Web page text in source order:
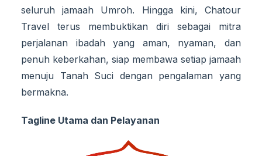
seluruh jamaah Umroh. Hingga kini, Chatour
Travel terus membuktikan diri sebagai mitra
perjalanan ibadah yang aman, nyaman, dan
penuh keberkahan, siap membawa setiap jamaah
menuju Tanah Suci dengan pengalaman yang
bermakna.
Tagline Utama dan Pelayanan